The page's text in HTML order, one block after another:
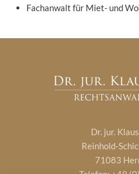
Fachanwalt für Miet- und
Dr. jur.
Reinhold-
71083